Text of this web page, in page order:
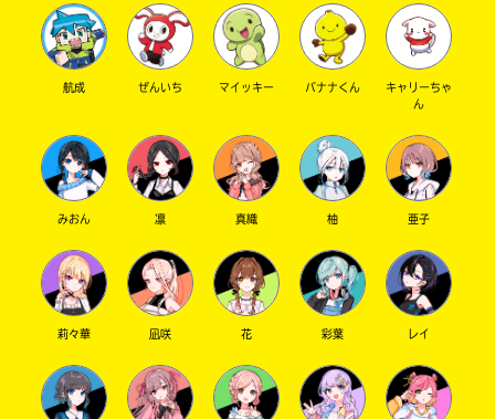
航成 ぜんいち マイッキー バナナくん
キャリーちゃ
ん
みおん 凛 真織 柚 亜子
莉々華 凪咲 花 彩葉 レイ